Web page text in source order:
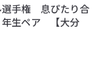
選手権 息ぴたり合
生ペア 【大分